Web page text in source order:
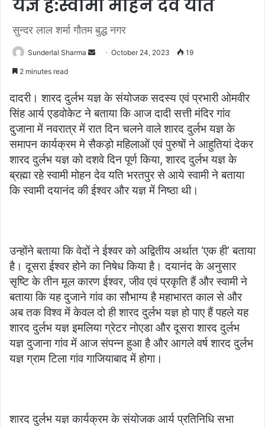
यज्ञ है:स्वामी मोहन देव यति
सुन्दर लाल शर्मा गौतम बुद्ध नगर
Sunderlal Sharma
SendOctober 24, 2023 19
2 minutes read
दादरी। शारद दुर्लभ यज्ञ के संयोजक सदस्य एवं प्रभारी ओमवीर
सिंह आर्य एडवोकेट ने बताया कि आज दादी सत्ती मंदिर गांव
दुजाना में नवरात्र में रात दिन चलने वाले शारद दुर्लभ यज्ञ के
समापन कार्यक्रम मे सैकड़ो महिलाओं एवं पुरुषों ने आहुतियां देकर
शारद दुर्लभ यज्ञ को दशवे दिन पूर्ण किया, शारद दुर्लभ यज्ञ के
ब्रह्मा रहे स्वामी मोहन देव यति भरतपुर से आये स्वामी ने बताया
कि स्वामी दयानंद की ईश्वर और यज्ञ में निष्ठा थी।
उन्होंने बताया कि वेदों ने ईश्वर को अद्वितीय अर्थात ‘एक ही’ बताया
है। दूसरा ईश्वर होने का निषेध किया है। दयानंद के अनुसार
सृष्टि के तीन मूल कारण ईश्वर, जीव एवं प्रकृति हैं और स्वामी ने
बताया कि यह दुजाने गांव का सौभाग्य है महाभारत काल से और
अब तक विश्व में केवल दो ही शारद दुर्लभ यज्ञ हो पाए हैं पहले यह
शारद दुर्लभ यज्ञ इमलिया ग्रेटर नोएडा और दूसरा शारद दुर्लभ
यज्ञ दुजाना गांव में आज संपन्न हुआ है और आगले वर्ष शारद दुर्लभ
यज्ञ ग्राम टिला गांव गाजियाबाद में होगा।
शारद दुर्लभ यज्ञ कार्यक्रम के संयोजक आर्य प्रतिनिधि सभा